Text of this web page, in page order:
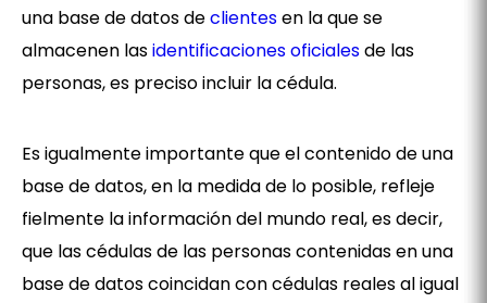
una base de datos declientesen la que se
almacenen lasidentificaciones oficialesde las
personas, es preciso incluir la cédula.
Es igualmente importante que el contenido de una
base de datos, en la medida de lo posible, refleje
fielmente la información del mundo real, es decir,
que las cédulas de las personas contenidas en una
base de datos coincidan con cédulas reales al igual